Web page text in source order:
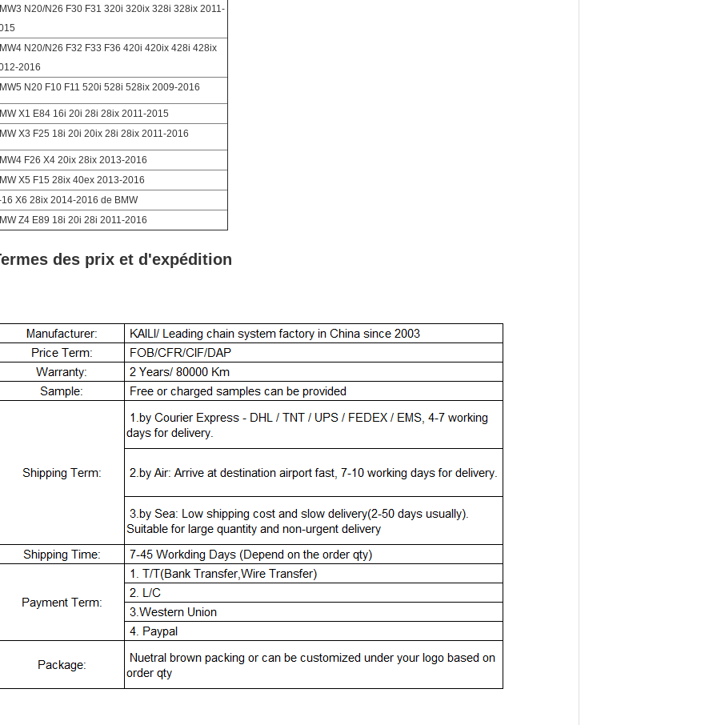
N20/N26 F30 F31 320i 320ix 328i 328ix 2011-
N20/N26 F32 F33 F36 420i 420ix 428i 428ix
2016
N20 F10 F11 520i 528i 528ix 2009-2016
X1 E84 16i 20i 28i 28ix 2011-2015
X3 F25 18i 20i 20ix 28i 28ix 2011-2016
F26 X4 20ix 28ix 2013-2016
X5 F15 28ix 40ex 2013-2016
16 X6 28ix 2014-2016 de BMW
Z4 E89 18i 20i 28i 2011-2016
des prix et d'expédition